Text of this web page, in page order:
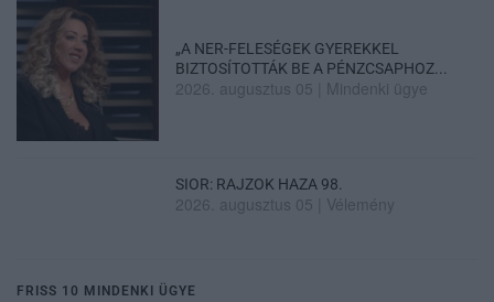
„A NER-FELESÉGEK GYEREKKEL
BIZTOSÍTOTTÁK BE A PÉNZCSAPHOZ...
2026. augusztus 05 Mindenki ügye
SIOR: RAJZOK HAZA 98.
2026. augusztus 05 Vélemény
FRISS 10 MINDENKI ÜGYE